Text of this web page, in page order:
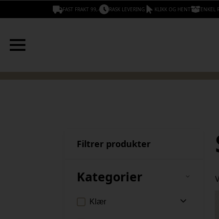
FAST FRAKT 99,- RASK LEVERING KLIKK OG HENT ENKEL
Filtrer produkter
Kategorier
Klær